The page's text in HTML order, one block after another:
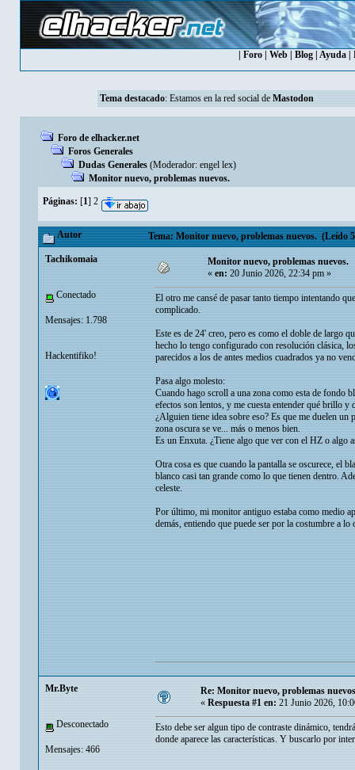
Foro Web Blog Ayuda
Tema destacado: Estamos en la red social de Mastodon
Foro de elhacker.net
Foros Generales
Dudas Generales (Moderador: engel lex)
Monitor nuevo, problemas nuevos.
Páginas: [1] 2
Autor Tema: Monitor nuevo, problemas nuevos. (Leído
Tachikomaia
Conectado
Mensajes: 1.798
Hackentifiko!
Monitor nuevo, problemas nuevos.
«en:20 Junio 2026, 22:34 pm »
El otro me cansé de pasar tanto tiempo intentando
complicado.
Este es de 24' creo, pero es como el doble de largo
hecho lo tengo configurado con resolución clásica,
parecidos a los de antes medios cuadrados ya no
Pasa algo molesto:
Cuando hago scroll a una zona como esta de fondo
efectos son lentos, y me cuesta entender qué brillo y
¿Alguien tiene idea sobre eso? Es que me duelen
zona oscura se ve... más o menos bien.
Es un Enxuta. ¿Tiene algo que ver con el HZ o algo
Otra cosa es que cuando la pantalla se oscurece, el
blanco casi tan grande como lo que tienen dentro.
celeste.
Por último, mi monitor antiguo estaba como medio
demás, entiendo que puede ser por la costumbre a
Mr.Byte
Desconectado
Mensajes: 466
Re: Monitor nuevo, problemas
« Respuesta #1 en: 21 Junio 2026,
Esto debe ser algun tipo de contraste dinámico,
donde aparece las características. Y buscarlo por